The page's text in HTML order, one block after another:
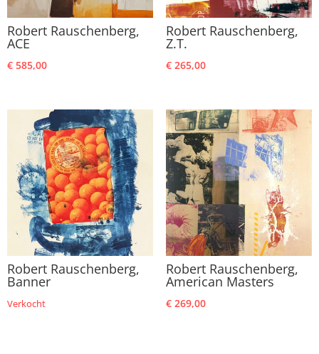
Robert Rauschenberg,
ACE
€ 585,00
Robert Rauschenberg,
Z.T.
€265,00
Robert Rauschenberg,
Banner
Verkocht
Robert Rauschenberg,
American Masters
€269,00